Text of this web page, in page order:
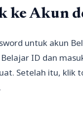
ke Akun
untuk akun
ID dan
Setelah itu, klik